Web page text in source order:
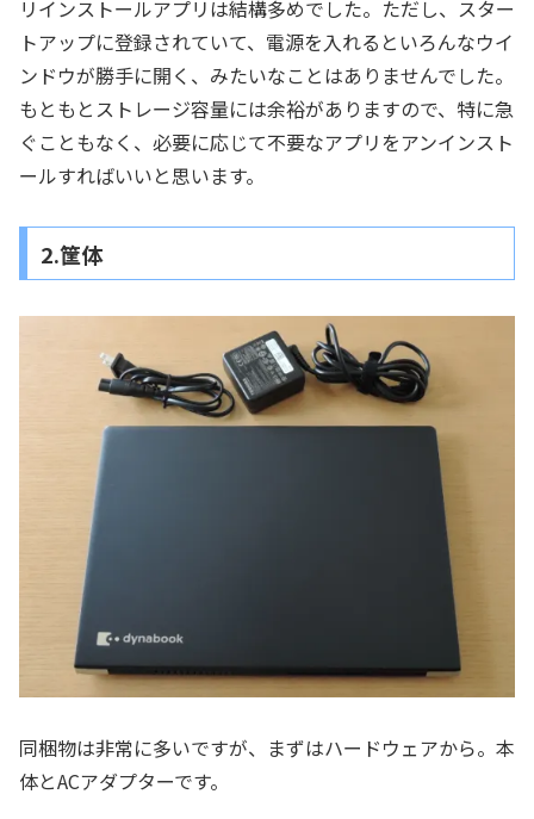
リインストールアプリは結構多めでした。ただし、スター
トアップに登録されていて、電源を入れるといろんなウイ
ンドウが勝手に開く、みたいなことはありませんでした。
もともとストレージ容量には余裕がありますので、特に急
ぐこともなく、必要に応じて不要なアプリをアンインスト
ールすればいいと思います。
2.筐体
同梱物は非常に多いですが、まずはハードウェアから。本
体とACアダプターです。